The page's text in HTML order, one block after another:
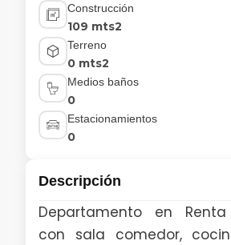
Construcción
109 mts2
Terreno
0 mts2
Medios baños
0
Estacionamientos
0
Descripción
Departamento en
con sala comedor,